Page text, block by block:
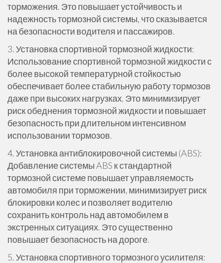
торможения. Это повышает устойчивость и
надежность тормозной системы, что сказывается
на безопасности водителя и пассажиров.
3. Установка спортивной тормозной жидкости:
Использование спортивной тормозной жидкости с
более высокой температурной стойкостью
обеспечивает более стабильную работу тормозов
даже при высоких нагрузках. Это минимизирует
риск обеднения тормозной жидкости и повышает
безопасность при длительном интенсивном
использовании тормозов.
4. Установка антиблокировочной системы (ABS):
Добавление системы ABS к стандартной
тормозной системе повышает управляемость
автомобиля при торможении, минимизирует риск
блокировки колес и позволяет водителю
сохранить контроль над автомобилем в
экстренных ситуациях. Это существенно
повышает безопасность на дороге.
5. Установка спортивного тормозного усилителя: